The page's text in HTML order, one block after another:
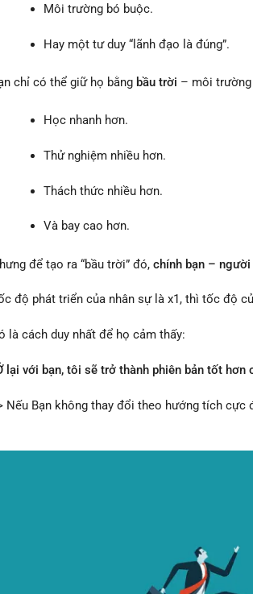
Môi trường bó buộc.
Hay một tư duy “lãnh đạo là đúng”.
chỉ có thể giữ họ bằng bầu trời – môi
Học nhanh hơn.
Thử nghiệm nhiều hơn.
Thách thức nhiều hơn.
Và bay cao hơn.
để tạo ra “bầu trời” đó, chính bạn –
độ phát triển của nhân sự là x1, thì tốc độ
cách duy nhất để họ cảm thấy:
với bạn, tôi sẽ trở thành phiên bản tốt hơn
Bạn không thay đổi theo hướng tích cực